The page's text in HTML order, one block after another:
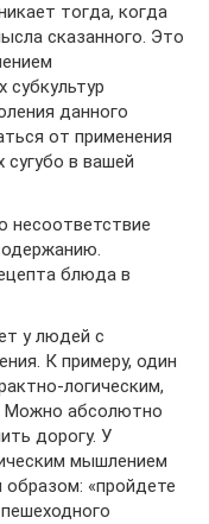
тогда, когда
сказанного. Это
субкультур
данного
от применения
в вашей
несоответствие
блюда в
у людей с
К примеру, один
логическим,
Можно абсолютно
дорогу. У
мышлением
«пройдете